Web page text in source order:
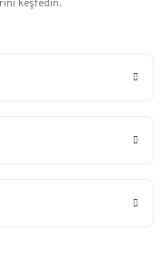
keşfedin.